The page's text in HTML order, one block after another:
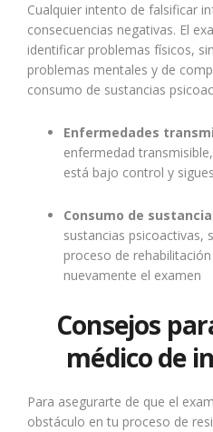
Cualquier intento de falsificar
consecuencias negativas. El
identificar problemas físicos,
problemas mentales y de
consumo de sustancias
Enfermedades
enfermedad
está bajo control y
Consumo de
sustancias psicoactivas,
proceso de
nuevamente el examen
Consejos
médico de
Para asegurarte de que el
obstáculo en tu proceso de